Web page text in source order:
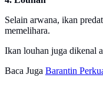
Selain arwana, ikan
memelihara.
Ikan louhan juga dikenal
Baca Juga Barantin